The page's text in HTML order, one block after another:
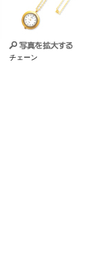
チェーン